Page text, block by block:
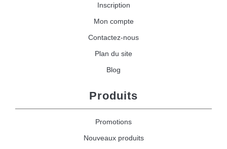
Inscription
Mon compte
Contactez-nous
Plan du site
Blog
Produits
Promotions
Nouveaux produits